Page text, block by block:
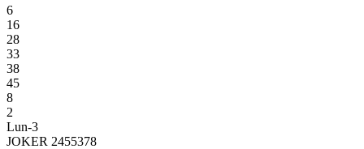
6
16
28
33
38
45
8
2
Lun-3
JOKER 2455378